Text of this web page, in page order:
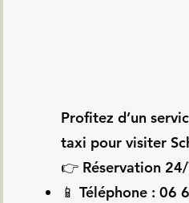
Profitez d’un
taxi pour visiter
👉 Réservation
📱 Téléphone : 06